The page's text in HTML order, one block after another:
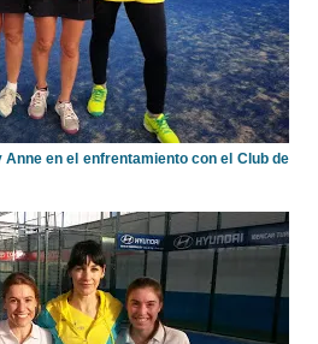
Anne en el enfrentamiento con el Club de